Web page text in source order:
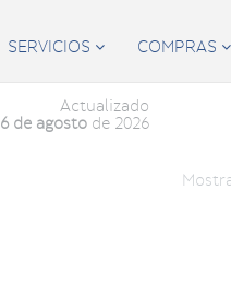
SERVICIOS  COMPRAS 
Actualizado
6 de agostode 2026